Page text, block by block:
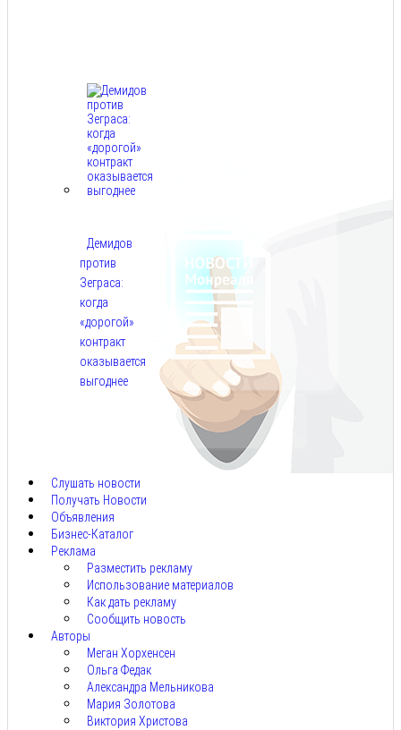
Демидов
против
Зеграса:
когда
«дорогой»
контракт
оказывается
выгоднее
Слушать новости
Получать Новости
Объявления
Бизнес-Каталог
Реклама
Разместить рекламу
Использование материалов
Как дать рекламу
Сообщить новость
Авторы
Меган Хорхенсен
Ольга Федак
Александра Мельникова
Мария Золотова
Виктория Христова